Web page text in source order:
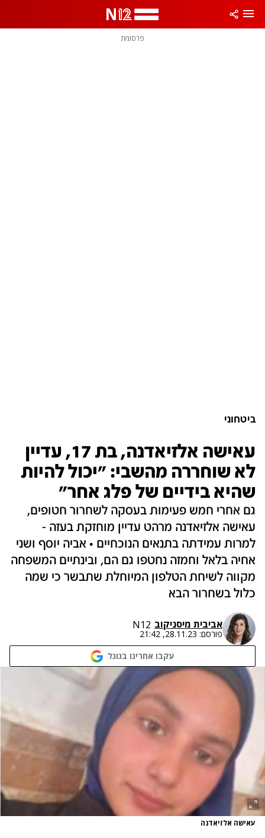
פרסומת
ביטחוני
עאישה אלזיאדנה, בת 17, עדיין
לא שוחררה מהשבי: "יכול להיות
שהיא בידיים של פלג אחר"
גם אחרי חמש פעימות בעסקה לשחרור חטופים,
עאישה אלזיאדנה מרהט עדיין מוחזקת בעזה -
למרות עמידתה בתנאים הנוכחיים • אביה יוסף ושני
אחיה בלאל וחמזה נחטפו גם הם, ובינתיים המשפחה
מקווה לשיחת הטלפון המיוחלת שתבשר כי שמה
כלול בשחרור הבא
אביבית מיסניקוב N12
פורסם: 28.11.23, 21:42
עקבו אחרינו בגוגל
עאישה אלזיאדנה